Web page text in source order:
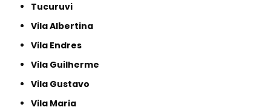
Tucuruvi
Vila Albertina
Vila Endres
Vila Guilherme
Vila Gustavo
Vila Maria